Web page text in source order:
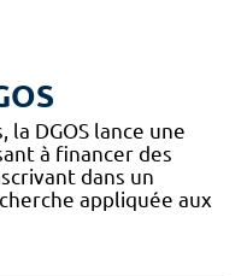
la DGOS lance une
à financer des
dans un
appliquée aux